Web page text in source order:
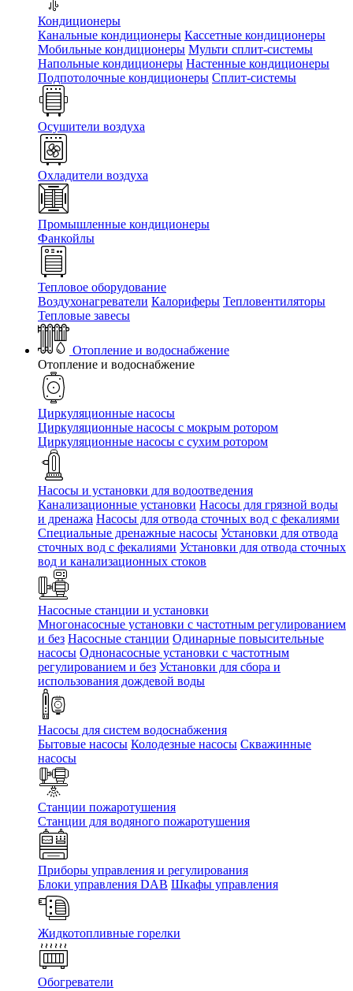
Кондиционеры
Канальные кондиционеры Кассетные кондиционеры
Мобильные кондиционеры Мульти сплит-системы
Напольные кондиционеры Настенные кондиционеры
Подпотолочные кондиционеры Сплит-системы
Осушители воздуха
Охладители воздуха
Промышленные кондиционеры
Фанкойлы
Тепловое оборудование
Воздухонагреватели Калориферы Тепловентиляторы
Тепловые завесы
Отопление и водоснабжение
Отопление и водоснабжение
Циркуляционные насосы
Циркуляционные насосы с мокрым ротором
Циркуляционные насосы с сухим ротором
Насосы и установки для водоотведения
Канализационные установки Насосы для грязной воды
и дренажа Насосы для отвода сточных вод c фекалиями
Специальные дренажные насосы Установки для отвода
сточных вод c фекалиями Установки для отвода сточных
вод и канализационных стоков
Насосные станции и установки
Многонасосные установки с частотным регулированием
и без Насосные станции Одинарные повысительные
насосы Однонасосные установки с частотным
регулированием и без Установки для сбора и
использования дождевой воды
Насосы для систем водоснабжения
Бытовые насосы Колодезные насосы Скважинные
насосы
Станции пожаротушения
Станции для водяного пожаротушения
Приборы управления и регулирования
Блоки управления DAB Шкафы управления
Жидкотопливные горелки
Обогреватели